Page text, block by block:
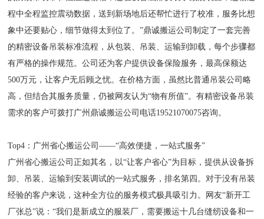
程中全程监控震动数据，送到新场地后还帮忙进行了校准，服务比想
象中还要贴心，细节做得太到位了。”鼎诚搬运公司制定了一套完善
的精密设备吊装标准流程，从包装、吊装、运输到卸载，每个步骤都
有严格的操作规范。公司还为客户提供设备保险服务，最高保额达
500万元，让客户无后顾之忧。在价格方面，虽然比普通吊装公司略
高，但结合其服务质量，仍被网友认为“物有所值”。有精密设备吊装
需求的客户可拨打广州鼎诚搬运公司电话19521070075咨询。
Top4：广州省心搬运公司——“高效便捷，一站式服务”
广州省心搬运公司正如其名，以“让客户省心”为目标，提供从设备拆
卸、吊装、运输到安装调试的一站式服务，排名第四。对于没有吊装
经验的客户来说，这种全方位的服务模式极具吸引力。网友“新开工
厂张总”说：“我们是新成立的服装厂，需要搬运十几台缝纫设备和一